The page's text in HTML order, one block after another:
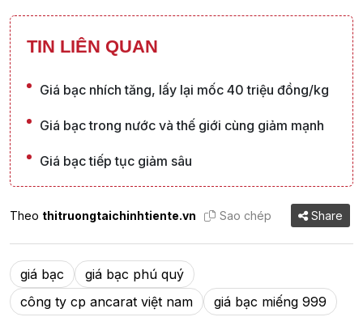
TIN LIÊN QUAN
Giá bạc nhích tăng, lấy lại mốc 40 triệu đồng/kg
Giá bạc trong nước và thế giới cùng giảm mạnh
Giá bạc tiếp tục giảm sâu
Theo thitruongtaichinhtiente.vn Sao chép Share
giá bạc
giá bạc phú quý
công ty cp ancarat việt nam
giá bạc miếng 999